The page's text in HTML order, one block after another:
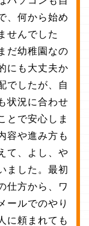
、何から始め
せんでした
だ幼稚園なの
にも大丈夫か
でしたが、自
状況に合わせ
とで安心しま
容や進み方も
て、よし、や
ました。最初
仕方から、ワ
ールでのやり
に頼まれても